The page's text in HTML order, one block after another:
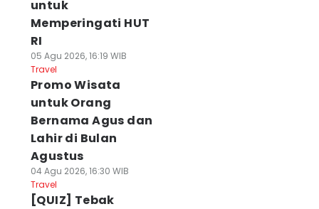
untuk
Memperingati HUT
RI
05 Agu 2026, 16:19 WIB
Travel
Promo Wisata
untuk Orang
Bernama Agus dan
Lahir di Bulan
Agustus
04 Agu 2026, 16:30 WIB
Travel
[QUIZ] Tebak